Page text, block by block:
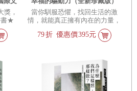
年國
》年
，
書★
當你馴服恐懼，找回生活的激
情，就能真正擁有內在的力量，
79折 優惠價395元